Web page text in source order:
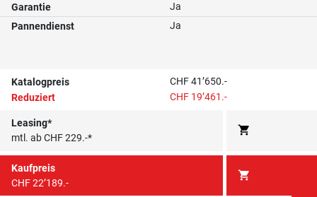
Garantie
Ja
Pannendienst
Ja
Katalogpreis
CHF 41’650.-
Reduziert
CHF 19’461.-
Leasing*
mtl. ab CHF 229.-*
shopping_cart
Kaufpreis
CHF 22’189.-
shopping_cart